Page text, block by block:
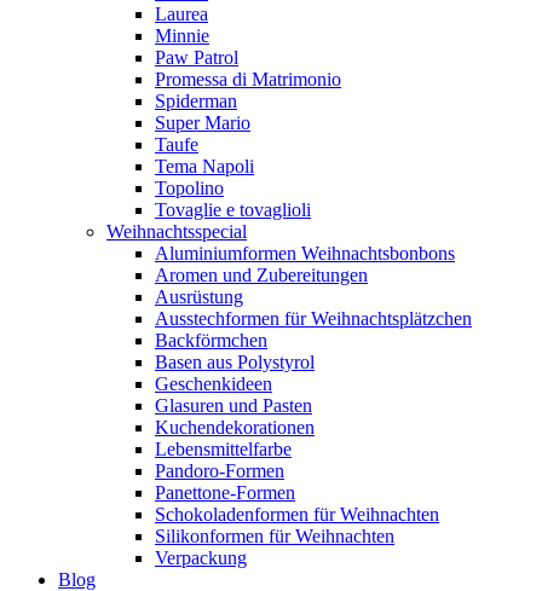
Laurea
Minnie
Paw Patrol
Promessa di Matrimonio
Spiderman
Super Mario
Taufe
Tema Napoli
Topolino
Tovaglie e tovaglioli
Weihnachtsspecial
Aluminiumformen Weihnachtsbonbons
Aromen und Zubereitungen
Ausrüstung
Ausstechformen für Weihnachtsplätzchen
Backförmchen
Basen aus Polystyrol
Geschenkideen
Glasuren und Pasten
Kuchendekorationen
Lebensmittelfarbe
Pandoro-Formen
Panettone-Formen
Schokoladenformen für Weihnachten
Silikonformen für Weihnachten
Verpackung
Blog